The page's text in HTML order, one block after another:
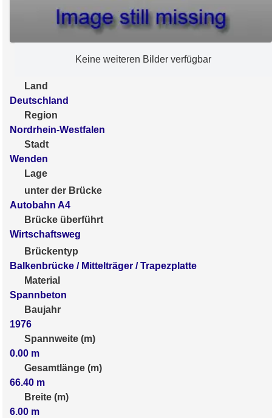
Keine weiteren Bilder verfügbar
Land
Deutschland
Region
Nordrhein-Westfalen
Stadt
Wenden
Lage
unter der Brücke
Autobahn A4
Brücke überführt
Wirtschaftsweg
Brückentyp
Balkenbrücke / Mittelträger / Trapezplatte
Material
Spannbeton
Baujahr
1976
Spannweite (m)
0.00 m
Gesamtlänge (m)
66.40 m
Breite (m)
6.00 m